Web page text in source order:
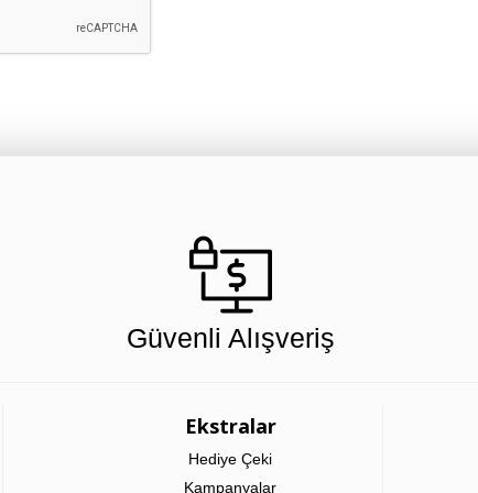
Güvenli Alışveriş
Ekstralar
Hediye Çeki
Kampanyalar